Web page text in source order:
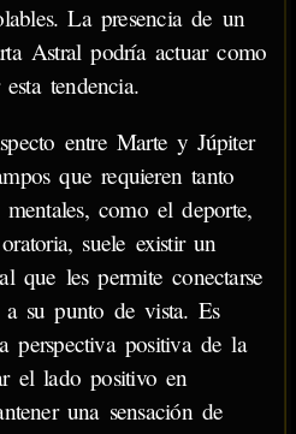
La presencia de un
Astral podría actuar como
tendencia.
entre Marte y Júpiter
que requieren tanto
como el deporte,
suele existir un
que les permite conectarse
su punto de vista. Es
perspectiva positiva de la
el lado positivo en
una sensación de